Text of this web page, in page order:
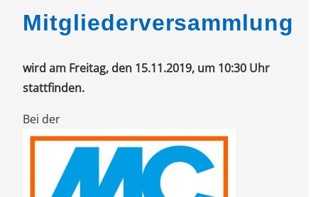
Mitgliederversammlung
wird am Freitag, den 15.11.2019, um 10:30 Uhr
stattfinden.
Bei der